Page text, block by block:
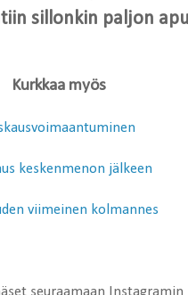
sillonkin paljon
Kurkkaa myös
keskenmenon jälkeen
viimeinen kolmannes
seuraamaan Instagramin